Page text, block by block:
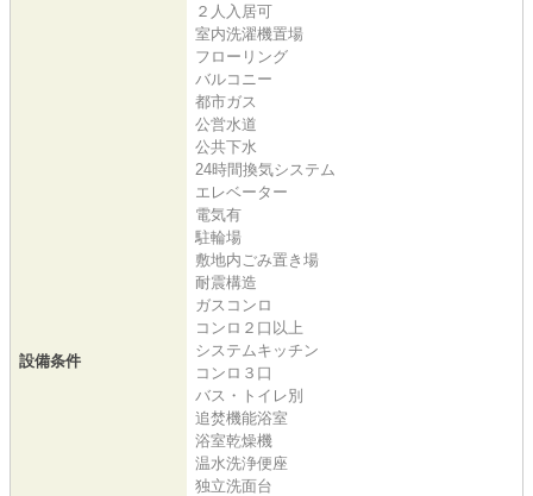
設備条件
２人入居可
室内洗濯機置場
フローリング
バルコニー
都市ガス
公営水道
公共下水
24時間換気システム
エレベーター
電気有
駐輪場
敷地内ごみ置き場
耐震構造
ガスコンロ
コンロ２口以上
システムキッチン
コンロ３口
バス・トイレ別
追焚機能浴室
浴室乾燥機
温水洗浄便座
独立洗面台